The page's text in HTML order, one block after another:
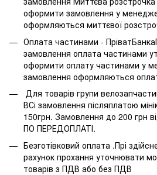
оформити замовлення у
оформляються миттєвої
Оплата частинами -
замовлення оплата частинами
оформити оплату частинами у
замовлення оформляються
Для товарів групи
ВСі замовлення післяплатою
150грн. Замовлення до 200 грн
ПО ПЕРЕДОПЛАТІ.
Безготівковий оплата .Прі
рахунок прохання уточнювати
товарів з ПДВ або без ПДВ